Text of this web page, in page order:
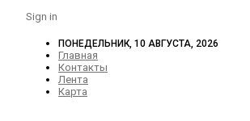
Sign in
ПОНЕДЕЛЬНИК, 10 АВГУСТА, 2026
Главная
Контакты
Лента
Карта